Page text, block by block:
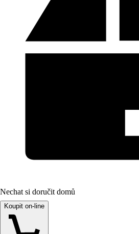
Nechat si doručit domů
Koupit on-line